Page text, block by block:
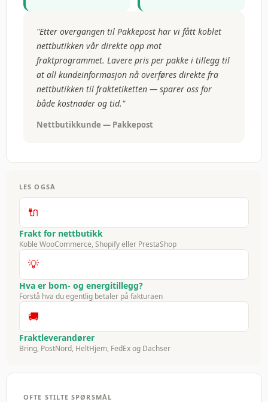
"Etter overgangen til Pakkepost har vi fått koblet
nettbutikken vår direkte opp mot
fraktprogrammet. Lavere pris per pakke i tillegg til
at all kundeinformasjon nå overføres direkte fra
nettbutikken til fraktetiketten — sparer oss for
både kostnader og tid."
Nettbutikkunde — Pakkepost
LES OGSÅ
🔌
Frakt for nettbutikk
Koble WooCommerce, Shopify eller PrestaShop
💡
Hva er bom- og energitillegg?
Forstå hva du egentlig betaler på fakturaen
🚚
Fraktleverandører
Bring, PostNord, HeltHjem, FedEx og Dachser
OFTE STILTE SPØRSMÅL